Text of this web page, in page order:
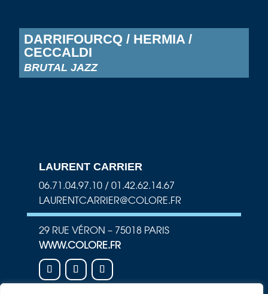
DARRIFOURCQ / HERMIA /
CECCALDI
BRUTAL JAZZ
LAURENT CARRIER
06.71.04.97.10 / 01.42.62.14.67
LAURENTCARRIER@COLORE.FR
29 RUE VÉRON – 75018 PARIS
WWW.COLORE.FR